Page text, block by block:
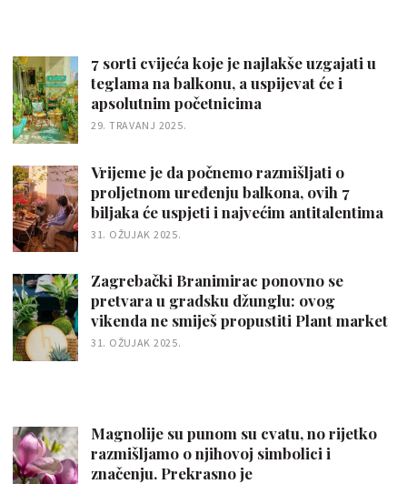
7 sorti cvijeća koje je najlakše uzgajati u
teglama na balkonu, a uspijevat će i
apsolutnim početnicima
29. TRAVANJ 2025.
Vrijeme je da počnemo razmišljati o
proljetnom uređenju balkona, ovih 7
biljaka će uspjeti i najvećim antitalentima
31. OŽUJAK 2025.
Zagrebački Branimirac ponovno se
pretvara u gradsku džunglu: ovog
vikenda ne smiješ propustiti Plant market
31. OŽUJAK 2025.
Magnolije su punom su cvatu, no rijetko
razmišljamo o njihovoj simbolici i
značenju. Prekrasno je